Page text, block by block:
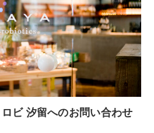
ビ 汐留へのお問い合わせ